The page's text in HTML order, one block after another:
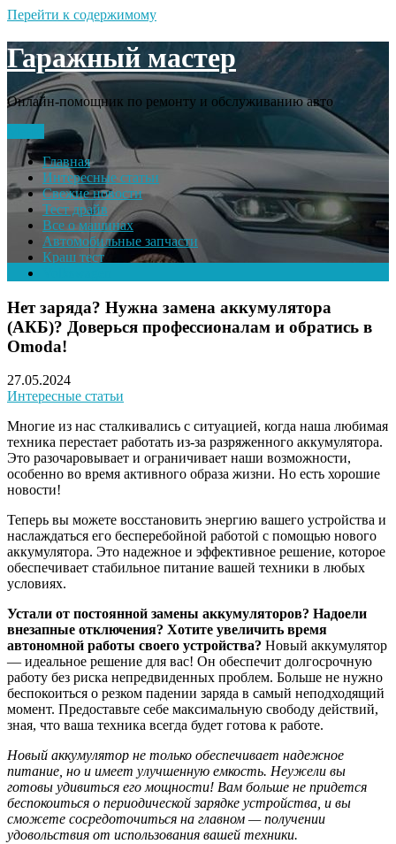
Перейти к содержимому
Гаражный мастер
Онлайн-помощник по ремонту и обслуживанию авто
Главная
Интересные статьи
Свежие новости
Тест драйв
Все о машинах
Автомобильные запчасти
Краш тест
Нет заряда? Нужна замена аккумулятора
(АКБ)? Доверься профессионалам и обратись в
Omoda!
27.05.2024
Интересные статьи
Многие из нас сталкивались с ситуацией, когда наша любимая
техника перестает работать из-за разряженного аккумулятора.
Это разочаровывает и ограничивает наши возможности,
особенно во время активного образа жизни. Но есть хорошие
новости!
Теперь вы можете восстановить энергию вашего устройства и
наслаждаться его бесперебойной работой с помощью нового
аккумулятора. Это надежное и эффективное решение, которое
обеспечивает стабильное питание вашей техники в любых
условиях.
Устали от постоянной замены аккумуляторов? Надоели
внезапные отключения? Хотите увеличить время
автономной работы своего устройства? Новый аккумулятор
— идеальное решение для вас! Он обеспечит долгосрочную
работу без риска непредвиденных проблем. Больше не нужно
беспокоиться о резком падении заряда в самый неподходящий
момент. Предоставьте себе максимальную свободу действий,
зная, что ваша техника всегда будет готова к работе.
Новый аккумулятор не только обеспечивает надежное
питание, но и имеет улучшенную емкость. Неужели вы
готовы удивиться его мощности! Вам больше не придется
беспокоиться о периодической зарядке устройства, и вы
сможете сосредоточиться на главном — получении
удовольствия от использования вашей техники.